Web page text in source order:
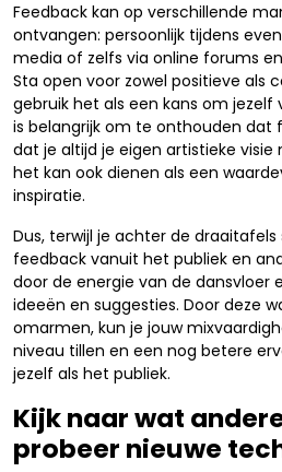
Feedback kan op verschillende
ontvangen: persoonlijk tijdens
media of zelfs via online forums
Sta open voor zowel positieve als
gebruik het als een kans om jezelf
is belangrijk om te onthouden dat
dat je altijd je eigen artistieke
het kan ook dienen als een
inspiratie.
Dus, terwijl je achter de
feedback vanuit het publiek en
door de energie van de dansvloer
ideeën en suggesties. Door deze
omarmen, kun je jouw
niveau tillen en een nog betere
jezelf als het publiek.
Kijk naar wat
probeer nieuwe